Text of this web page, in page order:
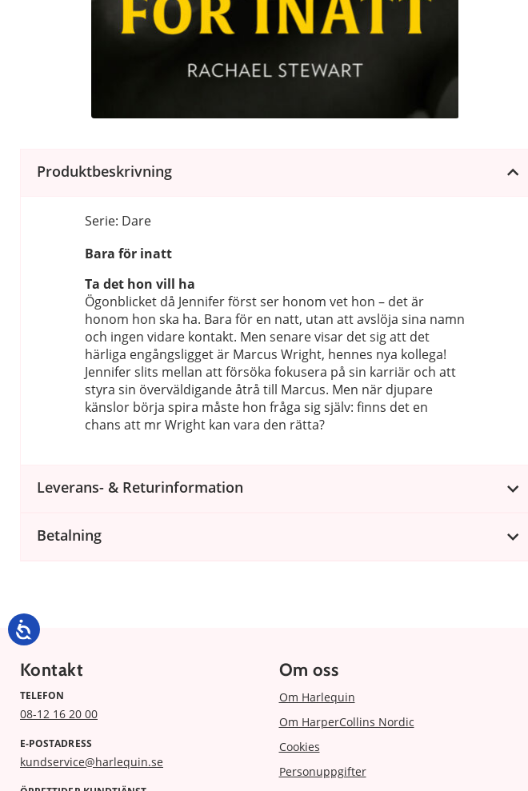
Produktbeskrivning
Serie: Dare
Bara för inatt
Ta det hon vill ha
Ögonblicket då Jennifer först ser honom vet hon – det är
honom hon ska ha. Bara för en natt, utan att avslöja sina namn
och ingen vidare kontakt. Men senare visar det sig att det
härliga engångsligget är Marcus Wright, hennes nya kollega!
Jennifer slits mellan att försöka fokusera på sin karriär och att
styra sin överväldigande åtrå till Marcus. Men när djupare
känslor börja spira måste hon fråga sig själv: finns det en
chans att mr Wright kan vara den rätta?
Leverans- & Returinformation
Betalning
Kontakt
TELEFON
08-12 16 20 00
E-POSTADRESS
kundservice@harlequin.se
Om oss
Om Harlequin
Om HarperCollins Nordic
Cookies
Personuppgifter